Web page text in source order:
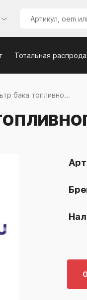
Тотальная
бака топливно...